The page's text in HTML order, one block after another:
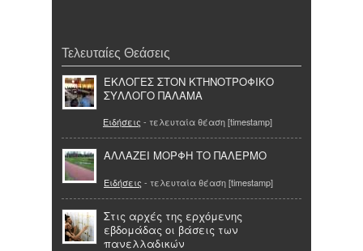
Τελευταίες Θεάσεις
ΕΚΛΟΓΕΣ ΣΤΟΝ ΚΤΗΝΟΤΡΟΦΙΚΟ
ΣΥΛΛΟΓΟ ΠΑΛΑΜΑ
Ειδήσεις - τελευταία θέαση [timestamp]
ΑΛΛΑΖΕΙ ΜΟΡΦΗ ΤΟ ΠΑΛΕΡΜΟ
Ειδήσεις - τελευταία θέαση [timestamp]
Στις αρχές της ερχόμενης
εβδομάδας οι βάσεις των
πανελλαδικών